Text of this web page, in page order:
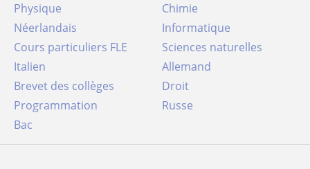
Physique
Chimie
Néerlandais
Informatique
Cours particuliers FLE
Sciences naturelles
Italien
Allemand
Brevet des collèges
Droit
Programmation
Russe
Bac